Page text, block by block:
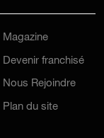
Devenir franchisé
Nous Rejoindre
Plan du site